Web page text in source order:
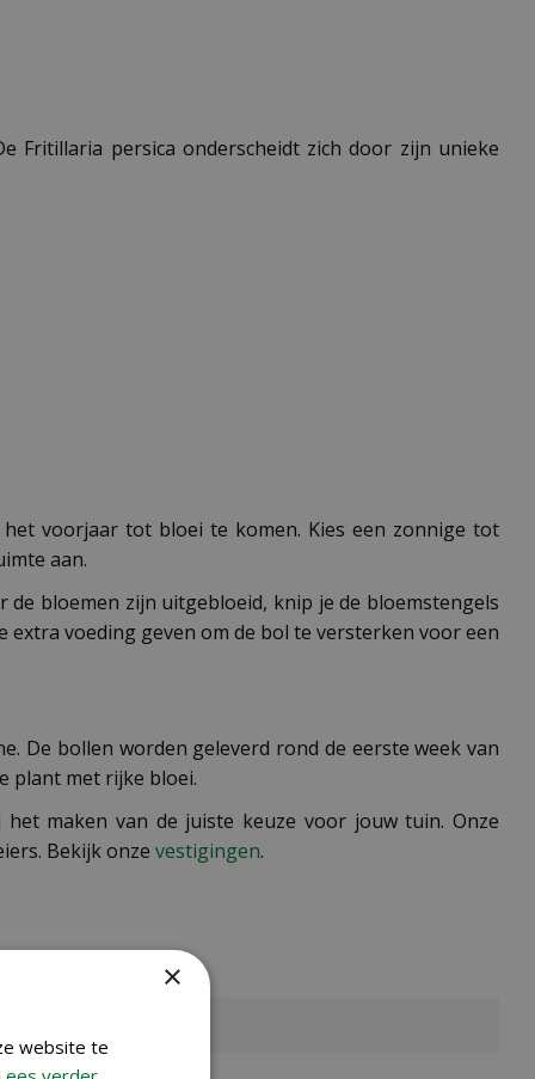
Fritillaria persica onderscheidt zich door zijn unieke
voorjaar tot bloei te komen. Kies een zonnige tot
aan.
bloemen zijn uitgebloeid, knip je de bloemstengels
voeding geven om de bol te versterken voor een
De bollen worden geleverd rond de eerste week van
plant met rijke bloei.
maken van de juiste keuze voor jouw tuin. Onze
Bekijk onze vestigingen.
×
website te